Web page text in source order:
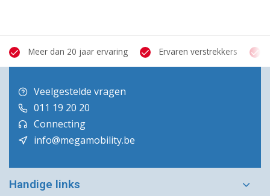
Meer dan 20 jaar ervaring Ervaren verstrekkers
Veelgestelde vragen
011 19 20 20
Connecting
info@megamobility.be
Handige links